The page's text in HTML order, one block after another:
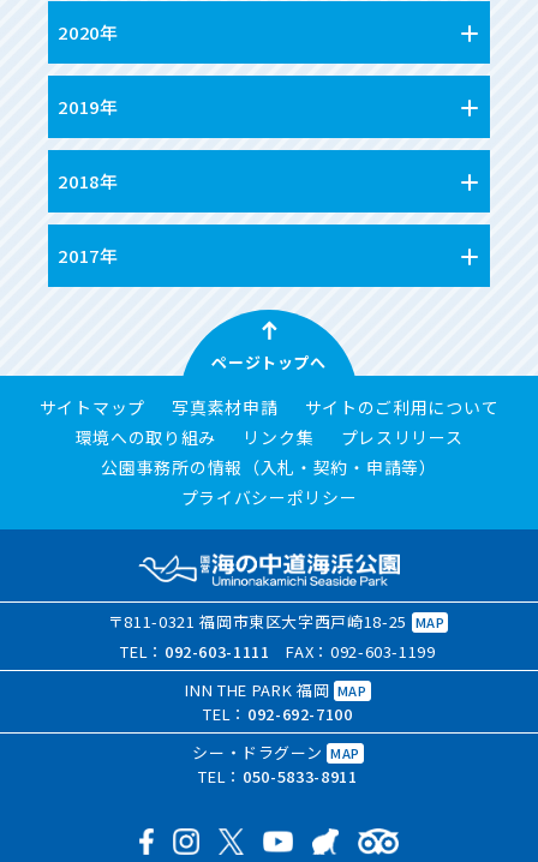
2020年
2019年
2018年
2017年
ページトップへ
サイトマップ 写真素材申請
サイトのご利用について
環境への取り組み
リンク集
プレスリリース
公園事務所の情報（入札・契約・申請等）
プライバシーポリシー
〒811-0321 福岡市東区大字西戸崎18-25 MAP
TEL： 092-603-1111 FAX：092-603-1199
INN THE PARK 福岡 MAP
TEL： 092-692-7100
シー・ドラグーンMAP
TEL： 050-5833-8911